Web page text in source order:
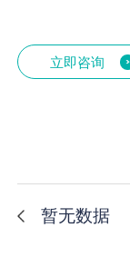
立即咨询
暂无数据